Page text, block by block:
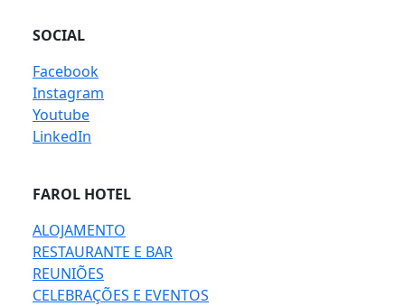
SOCIAL
Facebook
Instagram
Youtube
LinkedIn
FAROL HOTEL
ALOJAMENTO
RESTAURANTE E BAR
REUNIÕES
CELEBRAÇÕES E EVENTOS